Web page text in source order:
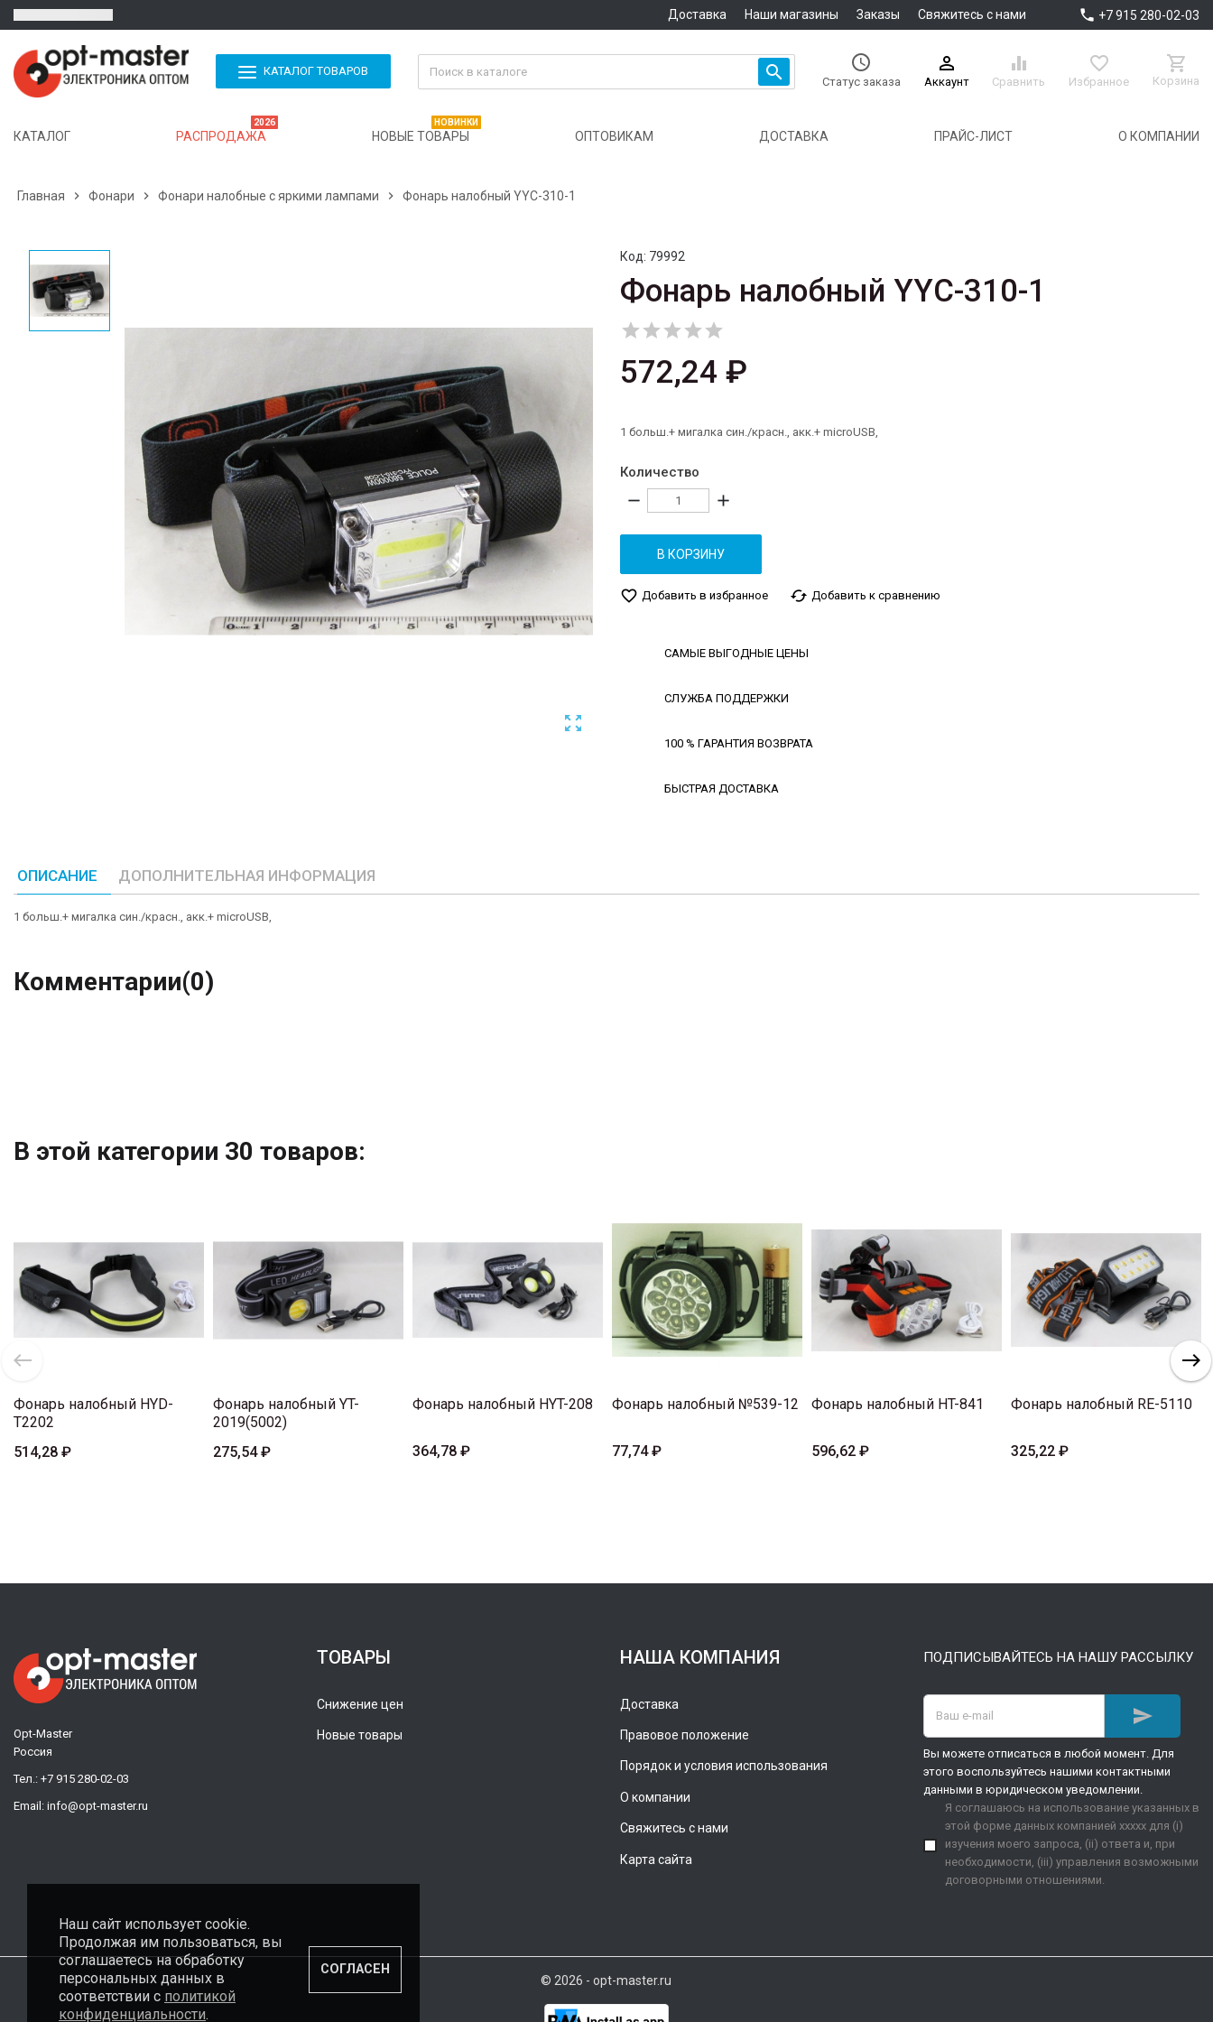
Доставка Наши магазины Заказы Свяжитесь с нами  +7 915 280-02-03
КАТАЛОГ ТОВАРОВ  
Статус заказа

Аккаунт

Сравнить

Избранное

Корзина
КАТАЛОГ РАСПРОДАЖА
2026
НОВЫЕ ТОВАРЫ
НОВИНКИ
ОПТОВИКАМ ДОСТАВКА ПРАЙС-ЛИСТ О КОМПАНИИ
Главная  Фонари  Фонари налобные с яркими лампами  Фонарь налобный YYC-310-1

Код: 79992
Фонарь налобный YYC-310-1

572,24 ₽
1 больш.+ мигалка син./красн., акк.+ microUSB,
Количество
remove add
В КОРЗИНУ
favorite_border Добавить в избранное cached Добавить к сравнению
САМЫЕ ВЫГОДНЫЕ ЦЕНЫ
СЛУЖБА ПОДДЕРЖКИ
100 % ГАРАНТИЯ ВОЗВРАТА
БЫСТРАЯ ДОСТАВКА
ОПИСАНИЕ ДОПОЛНИТЕЛЬНАЯ ИНФОРМАЦИЯ
1 больш.+ мигалка син./красн., акк.+ microUSB,
Комментарии(0)
В этой категории 30 товаров:
Фонарь налобный HYD-
T2202
514,28 ₽
Фонарь налобный YT-
2019(5002)
275,54 ₽
Фонарь налобный HYT-208
364,78 ₽
Фонарь налобный №539-12
77,74 ₽
Фонарь налобный HT-841
596,62 ₽
Фонарь налобный RE-5110
325,22 ₽
Opt-Master
Россия
Тел.: +7 915 280-02-03
Email: info@opt-master.ru
ТОВАРЫ
Снижение цен
Новые товары
НАША КОМПАНИЯ
Доставка
Правовое положение
Порядок и условия использования
О компании
Свяжитесь с нами
Карта сайта
ПОДПИСЫВАЙТЕСЬ НА НАШУ РАССЫЛКУ

Вы можете отписаться в любой момент. Для
этого воспользуйтесь нашими контактными
данными в юридическом уведомлении.
Я соглашаюсь на использование указанных в
этой форме данных компанией xxxxx для (i)
изучения моего запроса, (ii) ответа и, при
необходимости, (iii) управления возможными
договорными отношениями.
© 2026 - opt-master.ru
Наш сайт использует cookie.
Продолжая им пользоваться, вы
соглашаетесь на обработку
персональных данных в
соответствии с политикой
конфиденциальности.
СОГЛАСЕН